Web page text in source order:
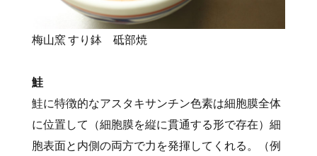
梅山窯 すり鉢 砥部焼
鮭
鮭に特徴的なアスタキサンチン色素は細胞膜全体
に位置して（細胞膜を縦に貫通する形で存在）細
胞表面と内側の両方で力を発揮してくれる。（例